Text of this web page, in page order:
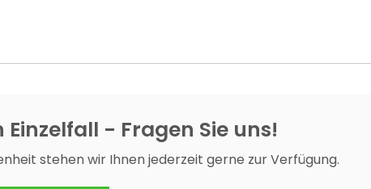
- Fragen Sie uns!
stehen wir Ihnen jederzeit gerne zur Verfügung.